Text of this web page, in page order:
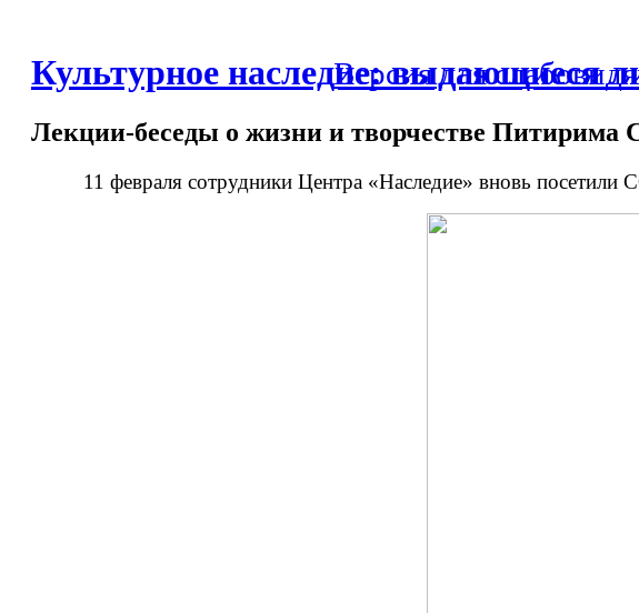
Версия для
Культурное наследие: выдающиеся
Лекции-беседы о жизни и творчестве
11 февраля сотрудники Центра «Наследие» вновь